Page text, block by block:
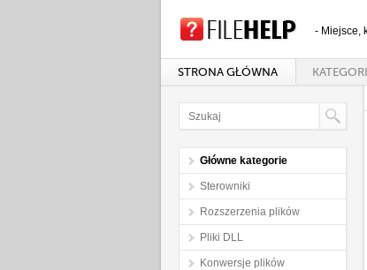
- Miejsce,
STRONA GŁÓWNA
Główne kategorie
Sterowniki
Rozszerzenia plików
Pliki DLL
Konwersje plików